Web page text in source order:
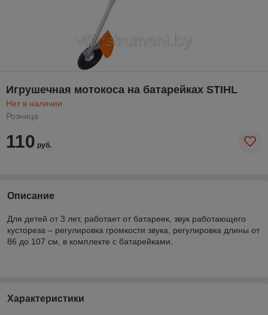
Игрушечная мотокоса на батарейках STIHL
Нет в наличии
Розница
110 руб.
Описание
Для детей от 3 лет, работает от батареек, звук работающего
кустореза – регулировка громкости звука, регулировка длины от
86 до 107 см, в комплекте с батарейками.
Характеристики